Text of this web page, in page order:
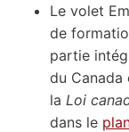
Le volet
de
partie
du Canada
la Loi
dans le